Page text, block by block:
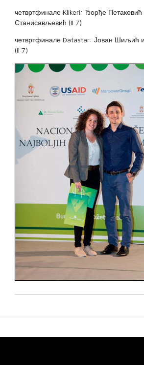
четвртфинале Klikeri: Ђорђе Петаковић
Станисављевић (II 7)
четвртфинале Datastar: Јован Шиљић
(II 7)